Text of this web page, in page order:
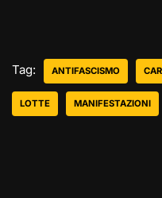
Tag: ANTIFASCISMO
LOTTE MANIFESTAZIONI